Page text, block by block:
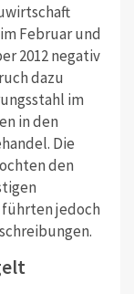
Februar und
2012 negativ
dazu
im
in den
Die
den
jedoch